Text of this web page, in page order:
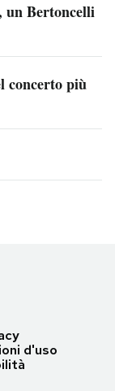
un Bertoncelli
concerto più
d'uso